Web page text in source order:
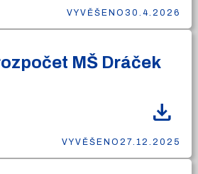
VYVĚŠENO 30.4.2026
MŠ Dráček
download
VYVĚŠENO 27.12.2025